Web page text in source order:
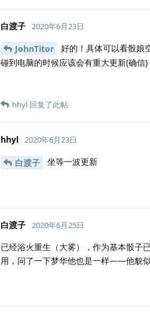
白渡子 2020年6月23日
JohnTitor
好的！具体可以看骰娘
碰到电脑的时候应该会有重大更新(确信)
hhyl 回复了此帖
hhyl 2020年6月23日
白渡子 坐等一波更新
白渡子 2020年6月25日
已经浴火重生（大雾），作为基本骰
用，问了一下梦华他也是一样——他貌似